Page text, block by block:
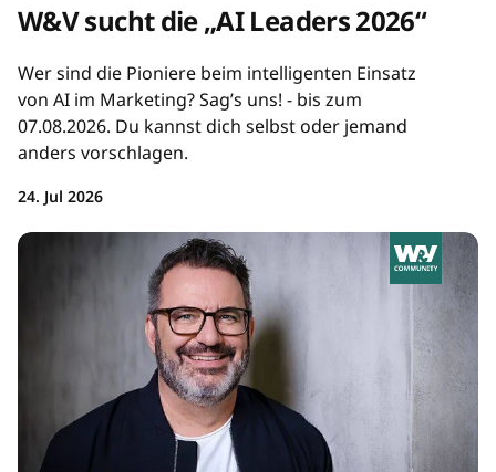
W&V sucht die „AI Leaders 2026“
Wer sind die Pioniere beim intelligenten Einsatz
von AI im Marketing? Sag’s uns! - bis zum
07.08.2026. Du kannst dich selbst oder jemand
anders vorschlagen.
24. Jul 2026